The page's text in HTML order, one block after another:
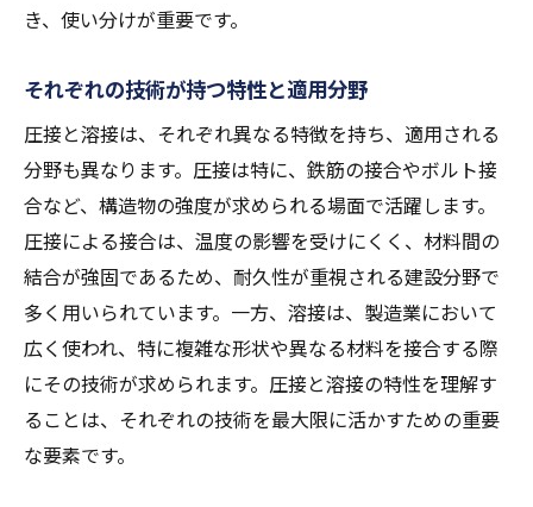
き、使い分けが重要です。
それぞれの技術が持つ特性と適用分野
圧接と溶接は、それぞれ異なる特徴を持ち、適用される
分野も異なります。圧接は特に、鉄筋の接合やボルト接
合など、構造物の強度が求められる場面で活躍します。
圧接による接合は、温度の影響を受けにくく、材料間の
結合が強固であるため、耐久性が重視される建設分野で
多く用いられています。一方、溶接は、製造業において
広く使われ、特に複雑な形状や異なる材料を接合する際
にその技術が求められます。圧接と溶接の特性を理解す
ることは、それぞれの技術を最大限に活かすための重要
な要素です。